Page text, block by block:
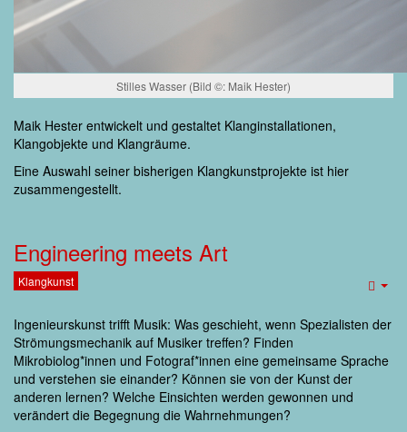
Stilles Wasser (Bild ©: Maik Hester)
Maik Hester entwickelt und gestaltet Klanginstallationen,
Klangobjekte und Klangräume.
Eine Auswahl seiner bisherigen Klangkunstprojekte ist hier
zusammengestellt.
Engineering meets Art
Klangkunst
Ingenieurskunst trifft Musik: Was geschieht, wenn Spezialisten der
Strömungsmechanik auf Musiker treffen? Finden
Mikrobiolog*innen und Fotograf*innen eine gemeinsame Sprache
und verstehen sie einander? Können sie von der Kunst der
anderen lernen? Welche Einsichten werden gewonnen und
verändert die Begegnung die Wahrnehmungen?